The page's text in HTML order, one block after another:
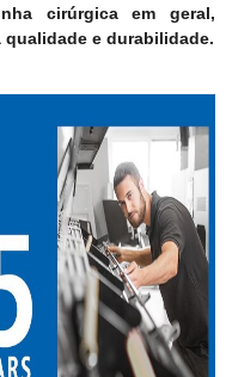
cirúrgica em geral,
e durabilidade.